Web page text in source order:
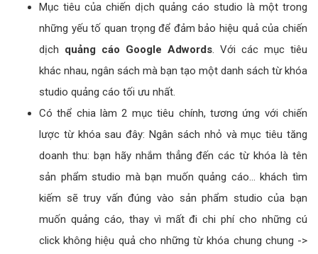
Mục tiêu của chiến dịch quảng cáo studio là một trong
những yếu tố quan trọng để đảm bảo hiệu quả của chiến
dịch quảng cáo Google Adwords. Với các mục tiêu
khác nhau, ngân sách mà bạn tạo một danh sách từ khóa
studio quảng cáo tối ưu nhất.
Có thể chia làm 2 mục tiêu chính, tương ứng với chiến
lược từ khóa sau đây: Ngân sách nhỏ và mục tiêu tăng
doanh thu: bạn hãy nhắm thẳng đến các từ khóa là tên
sản phẩm studio mà bạn muốn quảng cáo... khách tìm
kiếm sẽ truy vấn đúng vào sản phẩm studio của bạn
muốn quảng cáo, thay vì mất đi chi phí cho những cú
click không hiệu quả cho những từ khóa chung chung ->